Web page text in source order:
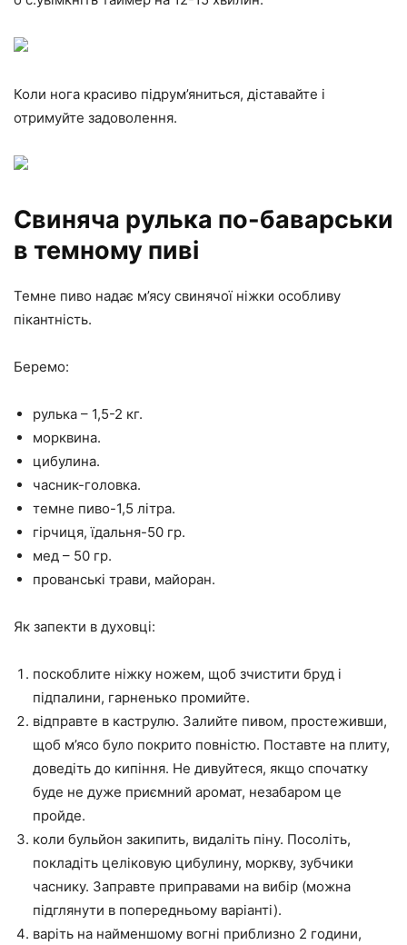
Коли нога красиво підрум’яниться, діставайте і
отримуйте задоволення.
Свиняча рулька по-баварськи
в темному пиві
Темне пиво надає м’ясу свинячої ніжки особливу
пікантність.
Беремо:
рулька – 1,5-2 кг.
морквина.
цибулина.
часник-головка.
темне пиво-1,5 літра.
гірчиця, їдальня-50 гр.
мед – 50 гр.
прованські трави, майоран.
Як запекти в духовці:
поскоблите ніжку ножем, щоб зчистити бруд і
підпалини, гарненько промийте.
відправте в каструлю. Залийте пивом, простеживши,
щоб м’ясо було покрито повністю. Поставте на плиту,
доведіть до кипіння. Не дивуйтеся, якщо спочатку
буде не дуже приємний аромат, незабаром це
пройде.
коли бульйон закипить, видаліть піну. Посоліть,
покладіть целіковую цибулину, моркву, зубчики
часнику. Заправте приправами на вибір (можна
підглянути в попередньому варіанті).
варіть на найменшому вогні приблизно 2 години,